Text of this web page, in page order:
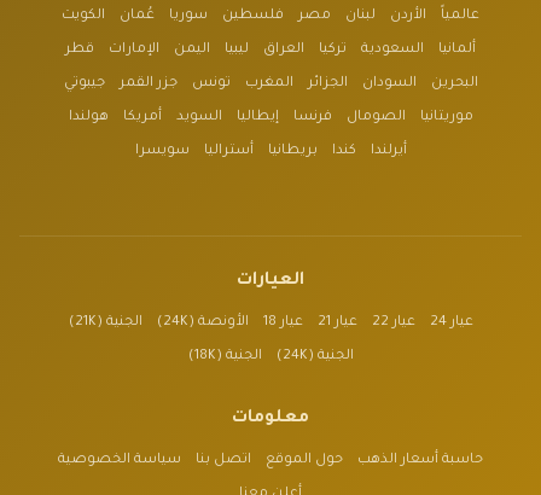
عالمياً الأردن لبنان مصر فلسطين سوريا عُمان الكويت
ألمانيا السعودية تركيا العراق ليبيا اليمن الإمارات قطر
البحرين السودان الجزائر المغرب تونس جزر القمر جيبوتي
موريتانيا الصومال فرنسا إيطاليا السويد أمريكا هولندا
أيرلندا كندا بريطانيا أستراليا سويسرا
العيارات
عيار 24 عيار 22 عيار 21 عيار 18 الأونصة (24K) الجنية (21K)
الجنية (24K) الجنية (18K)
معلومات
حاسبة أسعار الذهب حول الموقع اتصل بنا سياسة الخصوصية